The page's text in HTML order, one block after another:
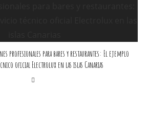
profesionales para bares y restaurantes: El ejemplo
oficial Electrolux en las islas Canarias